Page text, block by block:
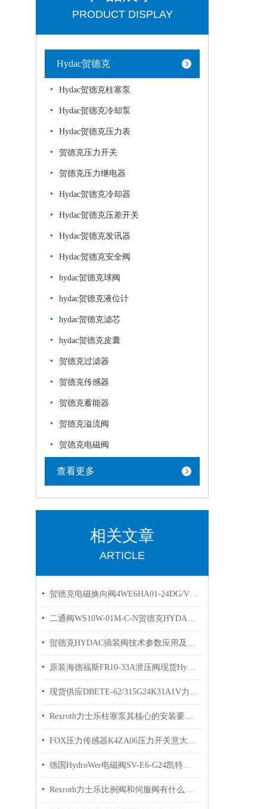
PRODUCT DISPLAY
Hydac贺德克
Hydac贺德克柱塞泵
Hydac贺德克冷却泵
Hydac贺德克压力表
贺德克压力开关
贺德克压力继电器
Hydac贺德克冷却器
Hydac贺德克压差开关
Hydac贺德克发讯器
Hydac贺德克安全阀
hydac贺德克球阀
hydac贺德克液位计
hydac贺德克滤芯
hydac贺德克皮囊
贺德克过滤器
贺德克传感器
贺德克蓄能器
贺德克溢流阀
贺德克电磁阀
查看更多
相关文章
ARTICLE
贺德克电磁换向阀4WE6HA01-24DG/Vhydac
二通阀WS10W-01M-C-N贺德克HYDAC换向阀有库存
贺德克HYDAC插装阀技术参数应用及特点
原装海德福斯FR10-33A泄压阀现货Hydraforce流量阀
现货供应DBETE-62/315G24K31A1V力士乐溢流阀
Rexroth力士乐柱塞泵其核心的安装要点如下
FOX压力传感器K4ZA06压力开关意大利选购
德国HydroWer电磁阀SV-E6-G24凯特克HYTORC有库存
Rexroth力士乐比例阀和伺服阀有什么区别？看完这篇文章你就明白了